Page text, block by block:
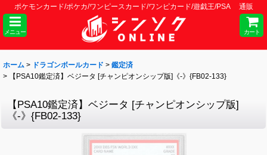
ポケモンカード/ポケカ/ワンピースカード/ワンピカード/遊戯王/PSA 通販
メニュー カート
ホーム > ドラゴンボールカード > 鑑定済
>
【PSA10鑑定済】ベジータ [チャンピオンシップ版]《-》{FB02-133}
【PSA10鑑定済】ベジータ [チャンピオンシップ版]
《-》{FB02-133}